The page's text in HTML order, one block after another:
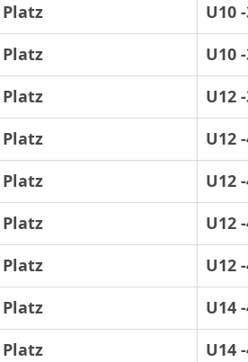
Platz
U10
Platz
U10
Platz
U12
Platz
U12
Platz
U12
Platz
U12
Platz
U12
Platz
U14
Platz U14